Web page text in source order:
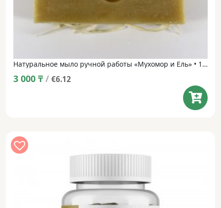
Натуральное мыло ручной работы «Мухомор и Ель» • 100 г
3 000 ₸ / €6.12